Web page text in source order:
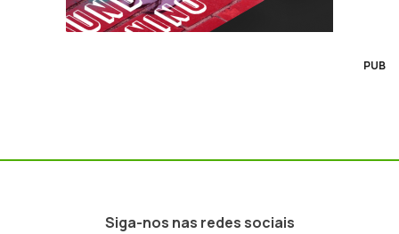
PUB
Siga-nos nas redes sociais